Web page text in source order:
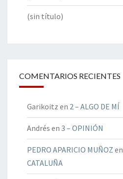
(sin título)
COMENTARIOS RECIENTES
Garikoitz en 2 – ALGO DE MÍ
Andrés en 3 – OPINIÓN
PEDRO APARICIO MUÑOZ en
CATALUÑA